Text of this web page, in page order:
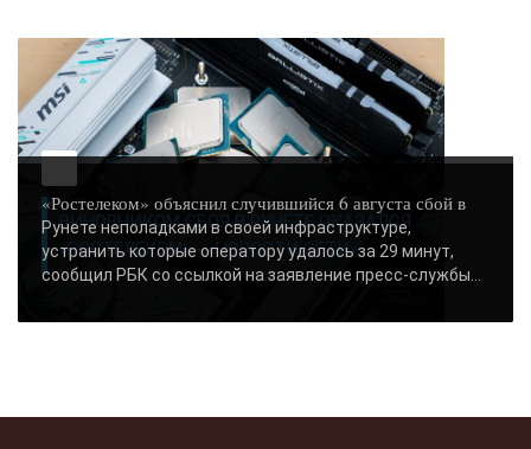
ВИНОВНИКОМ СБОЯ В РУНЕТЕ ОКАЗАЛСЯ
«РОСТЕЛЕКОМ» - «НОВОСТИ СЕТИ»..
«Ростелеком» объяснил случившийся 6 августа сбой в
Рунете неполадками в своей инфраструктуре,
устранить которые оператору удалось за 29 минут,
сообщил РБК со ссылкой на заявление пресс-службы...